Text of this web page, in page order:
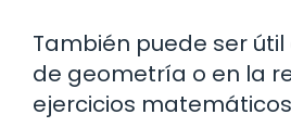
También puede ser
de geometría o en la
ejercicios